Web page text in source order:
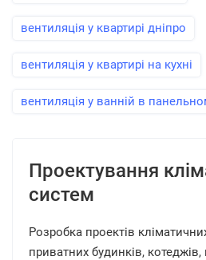
вентиляція у квартирі дніпро
вентиляція у квартирі на кухні
вентиляція у ванній в
Проектування
систем
Розробка проектів
приватних будинків, котеджів,